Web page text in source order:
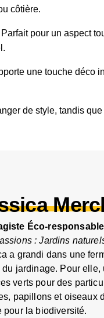
côtière.
Parfait pour un aspect
une touche déco
de style, tandis
Éco-
: Jardins
a grandi dans une
jardinage. Pour elle,
verts pour des
papillons et oiseaux
pour la biodiversité.